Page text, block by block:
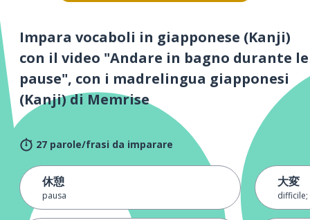
Impara vocaboli in giapponese (Kanji)
con il video "Andare in bagno durante le
pause", con i madrelingua giapponesi
(Kanji) di Memrise
27 parole/frasi da imparare
休憩
pausa
大変